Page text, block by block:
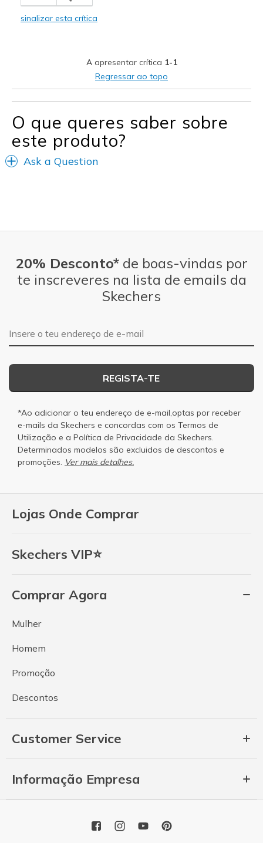
sinalizar esta crítica
A apresentar crítica 1-1
Regressar ao topo
O que queres saber sobre
este produto?
Ask a Question
Lojas Onde Comprar
Skechers VIP⭐
Comprar Agora
Mulher
Homem
Promoção
Descontos
Customer Service
Informação Empresa
20% Desconto*de boas-vindas por
te inscreveres na lista de emails da
Skechers
Endereço de e-mail
REGISTA-TE
*Ao adicionar o teu endereço de e-mail,optas por receber
e-mails da Skechers e concordas com os Termos de
Utilização e a Política de Privacidade da Skechers.
Determinados modelos são excluidos de descontos e
promoções. Ver mais detalhes.